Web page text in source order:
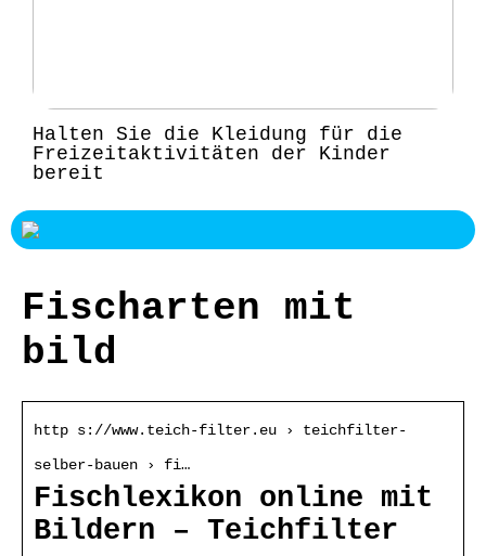
Halten Sie die Kleidung für die
Freizeitaktivitäten der Kinder
bereit
Fischarten mit
bild
http s://www.teich-filter.eu › teichfilter-
selber-bauen › fi…
Fischlexikon online mit
Bildern – Teichfilter